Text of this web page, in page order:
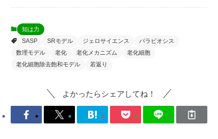
知は力
SASP
SRモデル ジェロサイエンス
パラビオシス
数理モデル
老化 老化メカニズム
老化細胞
老化細胞除去飽和モデル
若返り
よかったらシェアしてね！